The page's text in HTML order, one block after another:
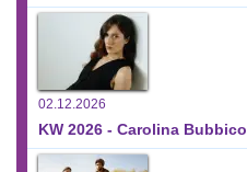
02.12.2026
KW 2026 - Carolina Bubbico